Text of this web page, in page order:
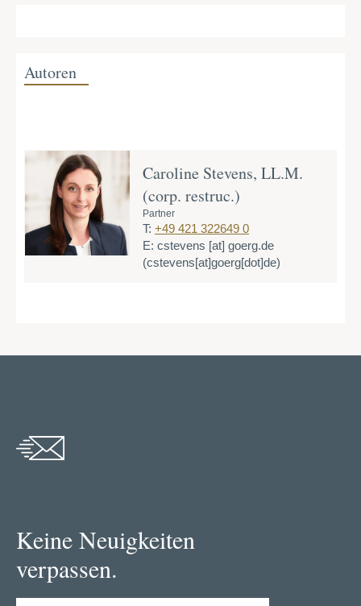
Autoren
Caroline Stevens, LL.M.
(corp. restruc.)
Partner
T: +49 421 322649 0
E: cstevens [at] goerg.de
(cstevens[at]goerg[dot]de)
Keine Neuigkeiten
verpassen.